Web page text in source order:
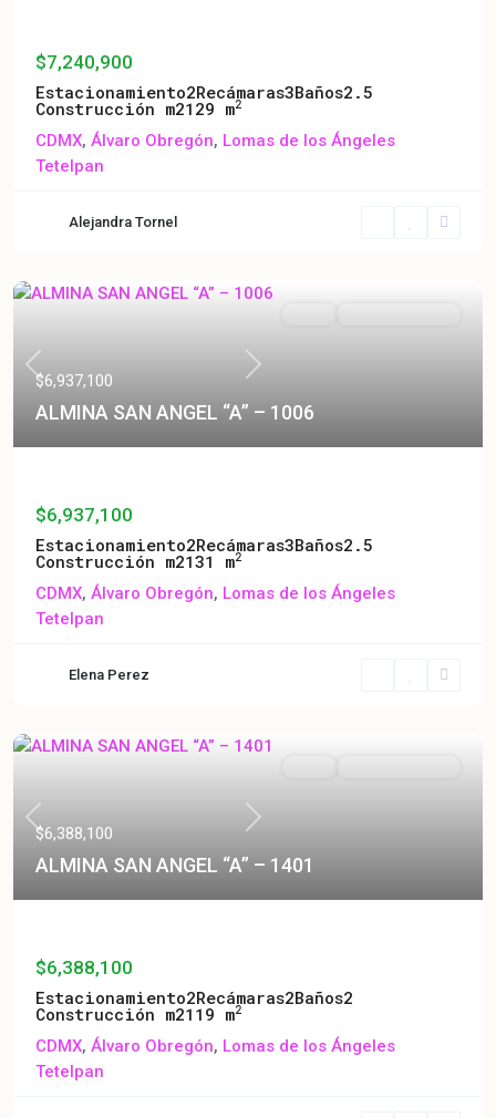
$7,240,900
Estacionamiento2Recámaras3Baños2.5
Construcción m2129 m2
CDMX, Álvaro Obregón, Lomas de los Ángeles
Tetelpan
Alejandra Tornel
Previous Next
$6,937,100
ALMINA SAN ANGEL “A” – 1006
$6,937,100
Estacionamiento2Recámaras3Baños2.5
Construcción m2131 m2
CDMX, Álvaro Obregón, Lomas de los Ángeles
Tetelpan
Elena Perez
Previous Next
$6,388,100
ALMINA SAN ANGEL “A” – 1401
$6,388,100
Estacionamiento2Recámaras2Baños2
Construcción m2119 m2
CDMX, Álvaro Obregón, Lomas de los Ángeles
Tetelpan